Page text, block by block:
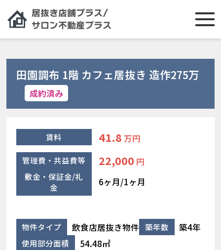
田園調布 1階 カフェ居抜き 造作275万
成約済み
賃料 41.8 万円
管理費・共益費等 22,000 円
敷金・保証金/礼
金
6ヶ月/1ヶ月
物件タイプ 飲食店居抜き物件 築年数 築4年
使用部分面積 54.48㎡